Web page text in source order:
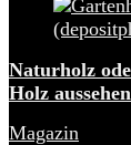
Naturholz
Holz
Magazin